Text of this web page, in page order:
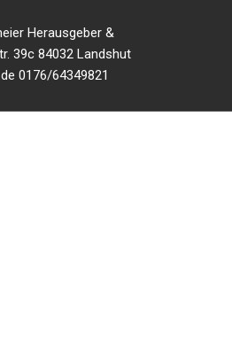
Herausgeber &
39c 84032 Landshut
0176/64349821